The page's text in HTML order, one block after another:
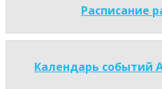
Расписание
Календарь событий